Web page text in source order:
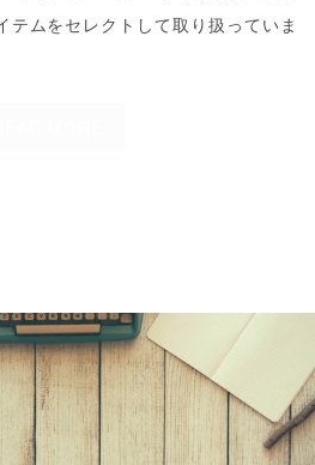
テムをセレクトして取り扱っていま